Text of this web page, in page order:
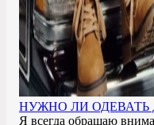
НУЖНО ЛИ ОДЕВАТЬ
Я всегда обращаю